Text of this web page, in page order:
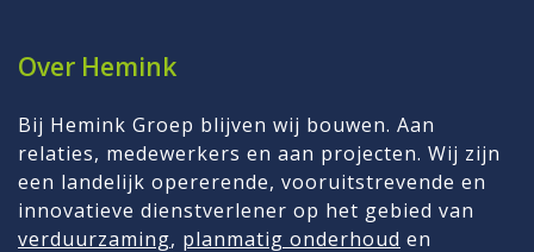
Over Hemink
Bij Hemink Groep blijven wij bouwen. Aan
relaties, medewerkers en aan projecten. Wij zijn
een landelijk opererende, vooruitstrevende en
innovatieve dienstverlener op het gebied van
verduurzaming, planmatig onderhoud en